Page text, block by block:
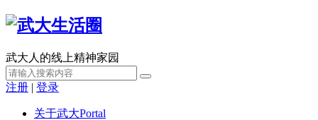
武大人的线上精神家园
注册 | 登录
关于武大Portal